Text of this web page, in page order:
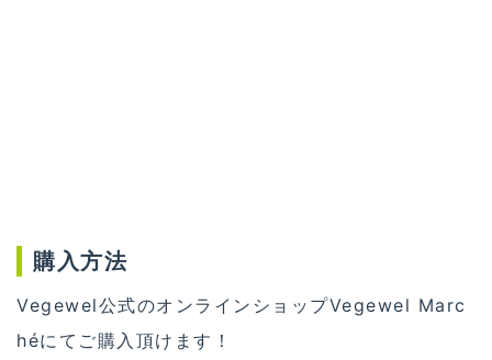
購入方法
Vegewel公式のオンラインショップVegewel Marc
héにてご購入頂けます！